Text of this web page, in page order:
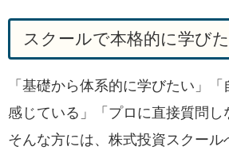
スクールで本格的に学び
「基礎から体系的に学びたい」
感じている」「プロに直接質問し
そんな方には、株式投資スクール